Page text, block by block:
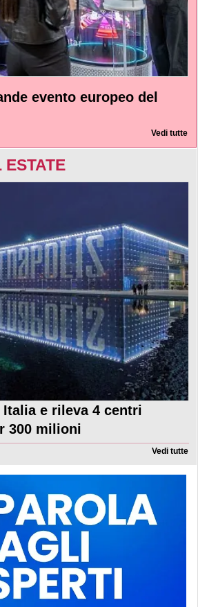
evento europeo del
Vedi tutte
Italia e rileva 4 centri
300 milioni
Vedi tutte